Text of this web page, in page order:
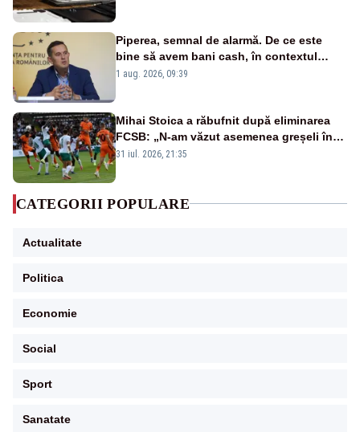
Piperea, semnal de alarmă. De ce este
bine să avem bani cash, în contextul
alertei energetice?
1 aug. 2026, 09:39
Mihai Stoica a răbufnit după eliminarea
FCSB: „N-am văzut asemenea greșeli în
190 de meciuri europene”
31 iul. 2026, 21:35
CATEGORII POPULARE
Actualitate
Politica
Economie
Social
Sport
Sanatate